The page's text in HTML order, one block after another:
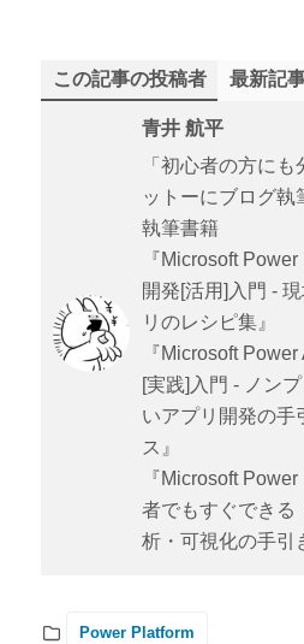
この記事の投稿者 最新記
青井 航平
「初心者の方に
ットーにブログ執
執筆書籍
『Microsoft
開発[活用]入門 -
リのレシピ集』
『Microsoft
[実践]入門 - ノン
いアプリ開発の手
ス』
『Microsoft
者でもすぐできる
析・可視化の手引
Power Platform